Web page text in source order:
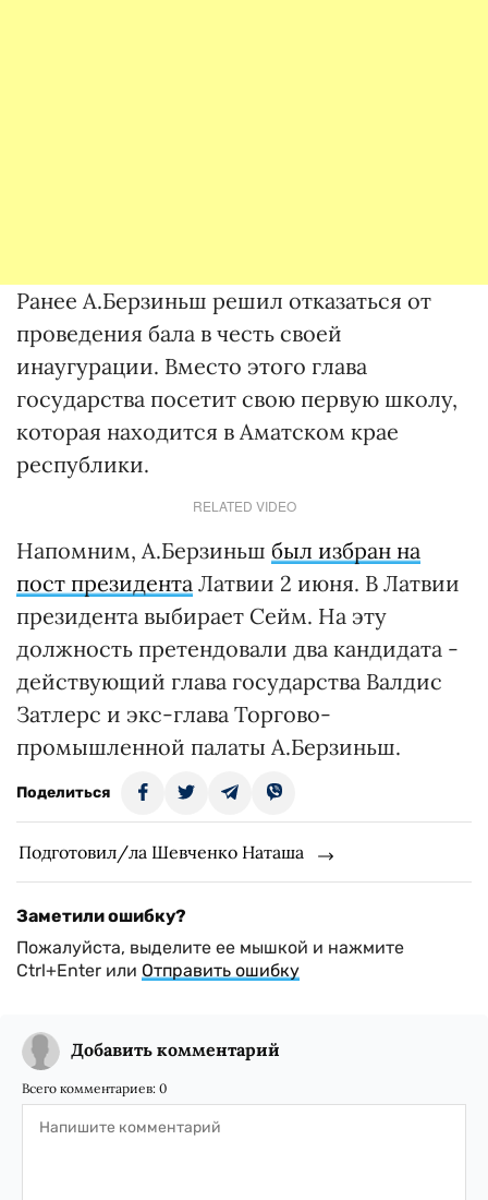
Ранее А.Берзиньш решил отказаться от
проведения бала в честь своей
инаугурации. Вместо этого глава
государства посетит свою первую школу,
которая находится в Аматском крае
республики.
RELATED VIDEO
Напомним, А.Берзиньш был избран на
пост президента Латвии 2 июня. В Латвии
президента выбирает Сейм. На эту
должность претендовали два кандидата -
действующий глава государства Валдис
Затлерс и экс-глава Торгово-
промышленной палаты А.Берзиньш.
Поделиться
Подготовил/ла Шевченко Наташа
Заметили ошибку?
Пожалуйста, выделите ее мышкой и нажмите
Ctrl+Enter или Отправить ошибку
Добавить комментарий
Всего комментариев: 0